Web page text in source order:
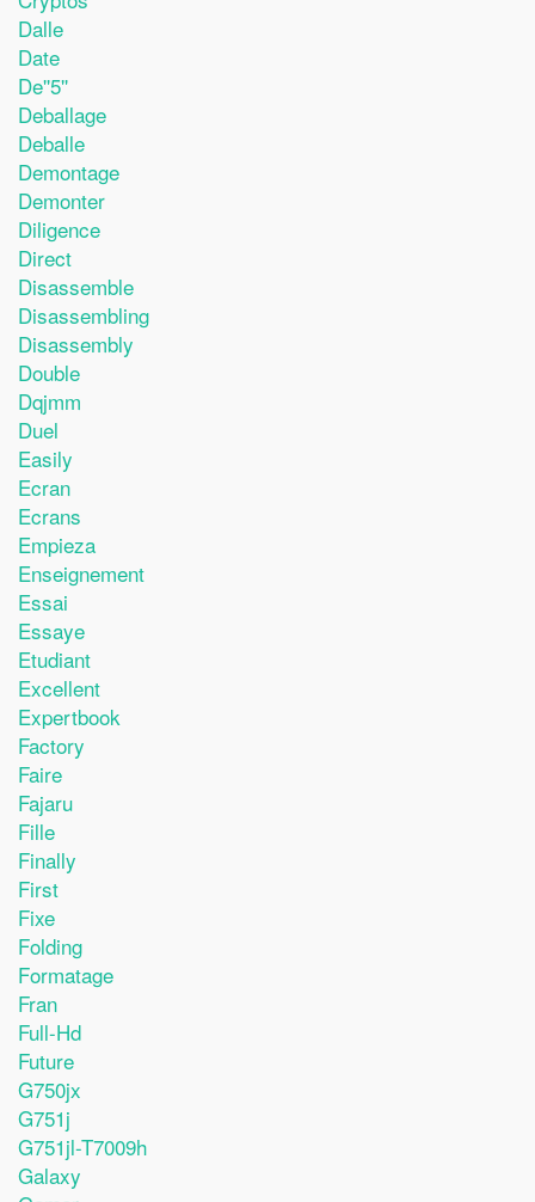
Dalle
Date
De''5''
Deballage
Deballe
Demontage
Demonter
Diligence
Direct
Disassemble
Disassembling
Disassembly
Double
Dqjmm
Duel
Easily
Ecran
Ecrans
Empieza
Enseignement
Essai
Essaye
Etudiant
Excellent
Expertbook
Factory
Faire
Fajaru
Fille
Finally
First
Fixe
Folding
Formatage
Fran
Full-Hd
Future
G750jx
G751j
G751jl-T7009h
Galaxy